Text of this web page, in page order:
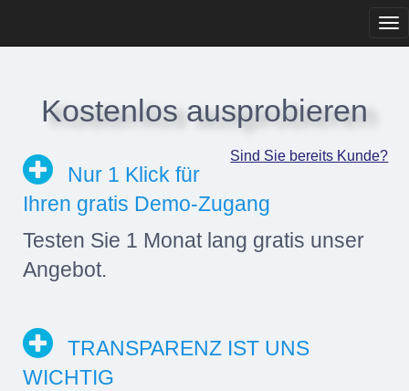
Kostenlos ausprobieren
Sind Sie bereits Kunde?
Nur 1 Klick für
Ihren gratis Demo-Zugang
Testen Sie 1 Monat lang gratis unser
Angebot.
TRANSPARENZ IST UNS
WICHTIG